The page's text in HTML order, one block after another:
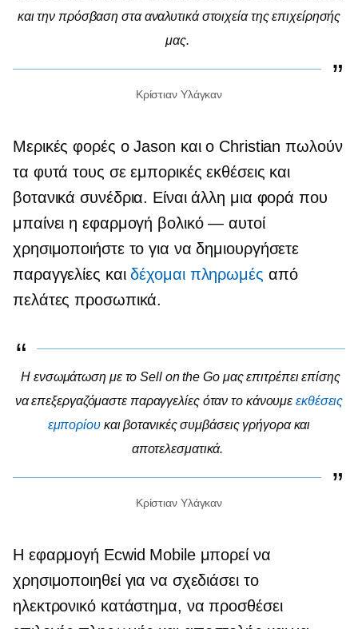
και την πρόσβαση στα αναλυτικά στοιχεία της επιχείρησής
μας.
Κρίστιαν Υλάγκαν
Μερικές φορές ο Jason και ο Christian πωλούν
τα φυτά τους σε εμπορικές εκθέσεις και
βοτανικά συνέδρια. Είναι άλλη μια φορά που
μπαίνει η εφαρμογή βολικό — αυτοί
χρησιμοποιήστε το για να δημιουργήσετε
παραγγελίες καιδέχομαι πληρωμές από
πελάτεςπροσωπικά.
Η ενσωμάτωση με το Sell on the Go μας επιτρέπει επίσης
να επεξεργαζόμαστε παραγγελίες όταν το κάνουμεεκθέσεις
εμπορίουκαι βοτανικές συμβάσεις γρήγορα και
αποτελεσματικά.
Κρίστιαν Υλάγκαν
Η εφαρμογή Ecwid Mobile μπορεί να
χρησιμοποιηθεί για να σχεδιάσει το
ηλεκτρονικό κατάστημα, να προσθέσει